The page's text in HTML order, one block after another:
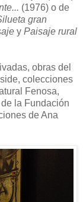
(1976) o de
gran
y Paisaje rural
obras del
colecciones
Fenosa,
la Fundación
de Ana